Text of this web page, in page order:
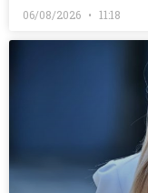
06/08/2026 11:18